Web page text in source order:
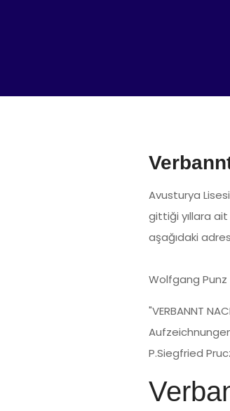
Avusturya
gittiği yıllara ait
aşağıdaki
Wolfgang
"VERBANNT
P.Siegfried